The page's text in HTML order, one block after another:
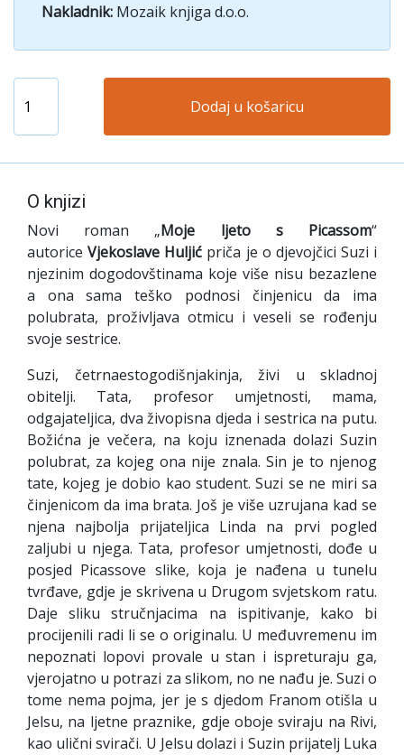
Nakladnik: Mozaik knjiga d.o.o.
Dodaj u košaricu
O knjizi
Novi roman „Moje ljeto s Picassom“
autoriceVjekoslave Huljić priča je o djevojčici Suzi i
njezinim dogodovštinama koje više nisu bezazlene
a ona sama teško podnosi činjenicu da ima
polubrata, proživljava otmicu i veseli se rođenju
svoje sestrice.
Suzi, četrnaestogodišnjakinja, živi u skladnoj
obitelji. Tata, profesor umjetnosti, mama,
odgajateljica, dva živopisna djeda i sestrica na putu.
Božićna je večera, na koju iznenada dolazi Suzin
polubrat, za kojeg ona nije znala. Sin je to njenog
tate, kojeg je dobio kao student. Suzi se ne miri sa
činjenicom da ima brata. Još je više uzrujana kad se
njena najbolja prijateljica Linda na prvi pogled
zaljubi u njega. Tata, profesor umjetnosti, dođe u
posjed Picassove slike, koja je nađena u tunelu
tvrđave, gdje je skrivena u Drugom svjetskom ratu.
Daje sliku stručnjacima na ispitivanje, kako bi
procijenili radi li se o originalu. U međuvremenu im
nepoznati lopovi provale u stan i ispreturaju ga,
vjerojatno u potrazi za slikom, no ne nađu je. Suzi o
tome nema pojma, jer je s djedom Franom otišla u
Jelsu, na ljetne praznike, gdje oboje sviraju na Rivi,
kao ulični svirači. U Jelsu dolazi i Suzin prijatelj Luka